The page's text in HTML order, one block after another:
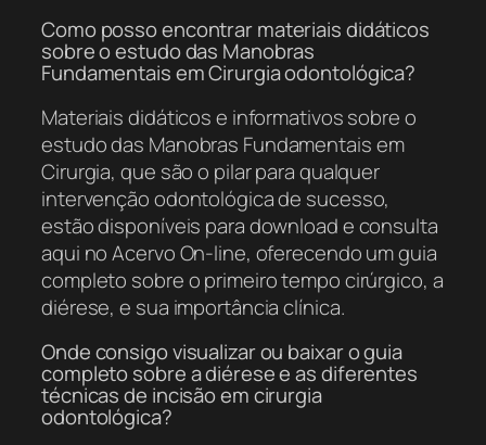
Como posso encontrar materiais didáticos
sobre o estudo das Manobras
Fundamentais em Cirurgia odontológica?
Materiais didáticos e informativos sobre o
estudo das Manobras Fundamentais em
Cirurgia, que são o pilar para qualquer
intervenção odontológica de sucesso,
estão disponíveis para download e consulta
aqui no Acervo On-line, oferecendo um guia
completo sobre o primeiro tempo cirúrgico, a
diérese, e sua importância clínica.
Onde consigo visualizar ou baixar o guia
completo sobre a diérese e as diferentes
técnicas de incisão em cirurgia
odontológica?